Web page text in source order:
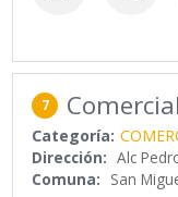
7
Categoría:
Dirección: Alc
Comuna: San